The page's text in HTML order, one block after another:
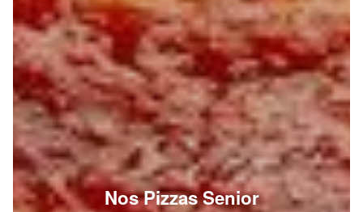
Nos Pizzas Senior